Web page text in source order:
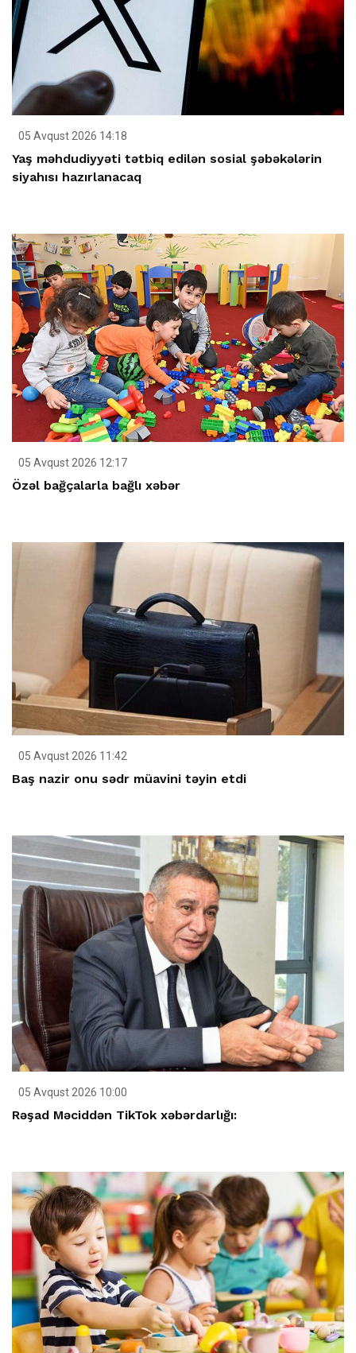
05 Avqust 2026 14:18
Yaş məhdudiyyəti tətbiq edilən sosial şəbəkələrin
siyahısı hazırlanacaq
05 Avqust 2026 12:17
Özəl bağçalarla bağlı xəbər
05 Avqust 2026 11:42
Baş nazir onu sədr müavini təyin etdi
05 Avqust 2026 10:00
Rəşad Məciddən TikTok xəbərdarlığı: